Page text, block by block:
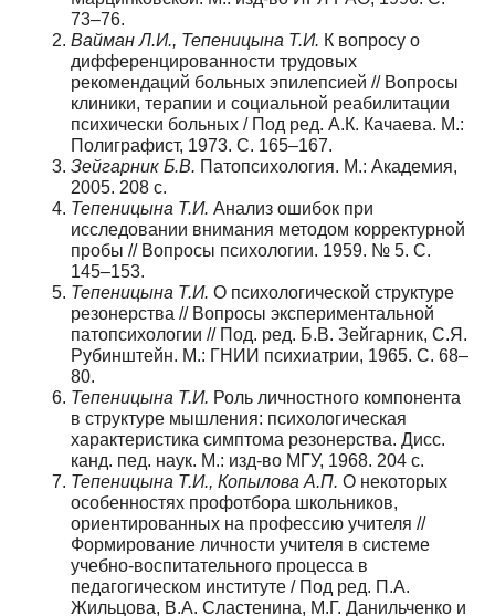
73–76.
Вайман Л.И., Тепеницына Т.И. К вопросу о
дифференцированности трудовых
рекомендаций больных эпилепсией // Вопросы
клиники, терапии и социальной реабилитации
психически больных / Под ред. А.К. Качаева. М.:
Полиграфист, 1973. С. 165–167.
Зейгарник Б.В. Патопсихология. М.: Академия,
2005. 208 с.
Тепеницына Т.И. Анализ ошибок при
исследовании внимания методом корректурной
пробы // Вопросы психологии. 1959. № 5. С.
145–153.
Тепеницына Т.И. О психологической структуре
резонерства // Вопросы экспериментальной
патопсихологии // Под. ред. Б.В. Зейгарник, С.Я.
Рубинштейн. М.: ГНИИ психиатрии, 1965. С. 68–
80.
Тепеницына Т.И. Роль личностного компонента
в структуре мышления: психологическая
характеристика симптома резонерства. Дисс.
канд. пед. наук. М.: изд-во МГУ, 1968. 204 с.
Тепеницына Т.И., Копылова А.П. О некоторых
особенностях профотбора школьников,
ориентированных на профессию учителя //
Формирование личности учителя в системе
учебно-воспитательного процесса в
педагогическом институте / Под ред. П.А.
Жильцова, В.А. Сластенина, М.Г. Данильченко и